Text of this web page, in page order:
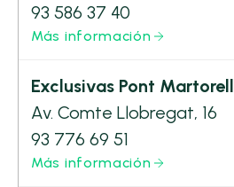
93 586 37 40
Más información
Exclusivas Pont Martorell
Av. Comte Llobregat, 16
93 776 69 51
Más información